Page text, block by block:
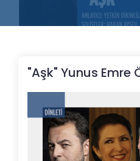
"Aşk" Yunus Emre